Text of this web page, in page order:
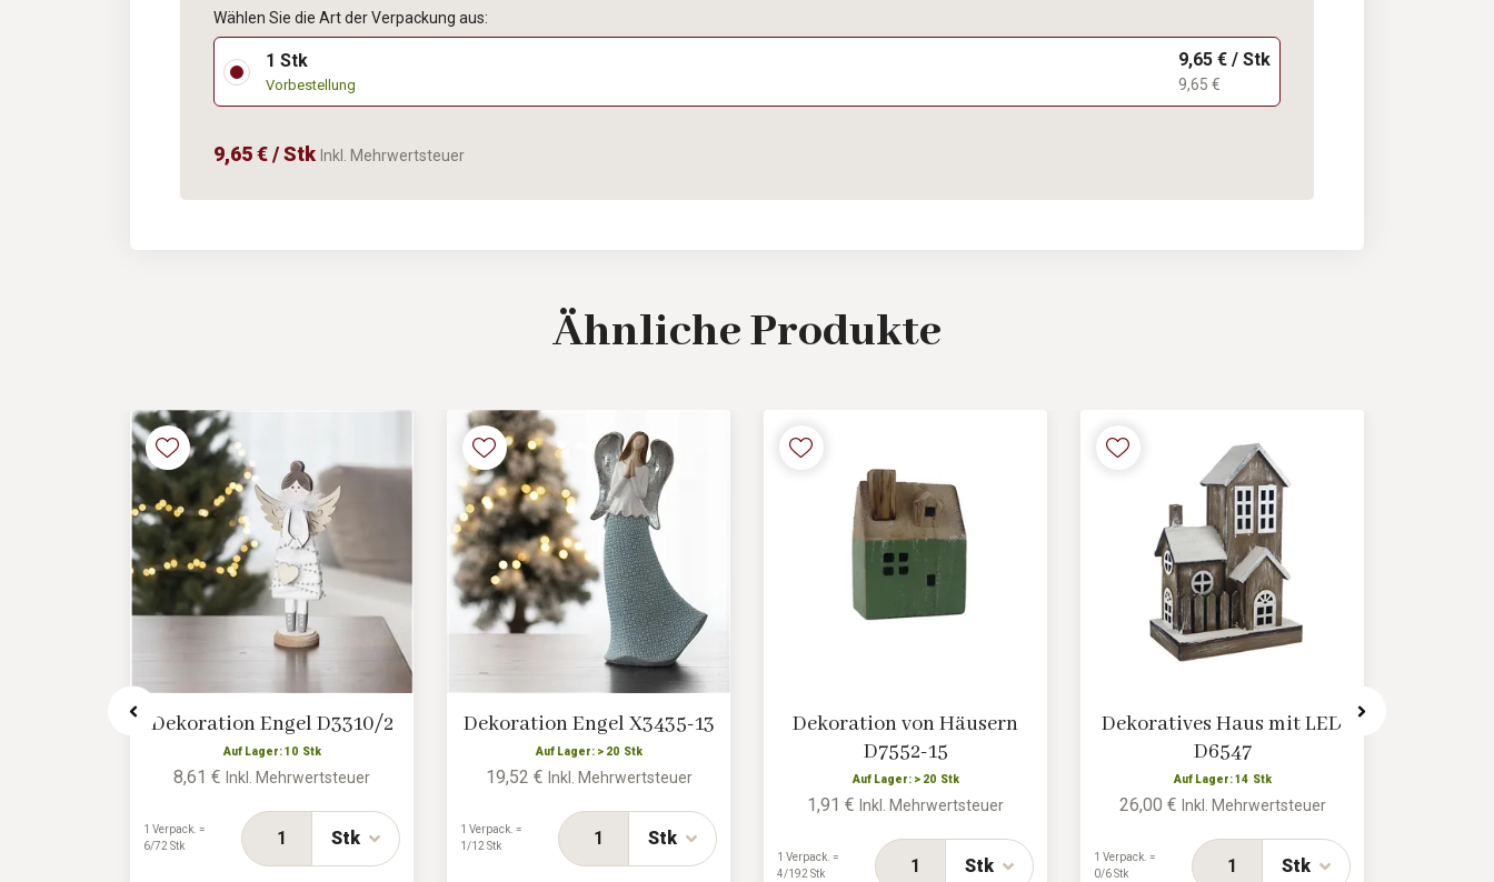
Wählen Sie die Art der Verpackung aus:
1 Stk
Vorbestellung
9,65 € / Stk
9,65 €
9,65 € / Stk Inkl. Mehrwertsteuer
ÄhnlicheProdukte
Dekoration Engel D3310/2
Auf Lager: 10 Stk
8,61 € Inkl. Mehrwertsteuer
Stk
1 Verpack. =
6/72 Stk
Dekoration Engel X3435-13
Auf Lager: > 20 Stk
19,52 € Inkl. Mehrwertsteuer
Stk
1 Verpack. =
1/12 Stk
Dekoration von Häusern
D7552-15
Auf Lager: > 20 Stk
1,91 € Inkl. Mehrwertsteuer
Stk
1 Verpack. =
4/192 Stk
Dekoratives Haus mit LED
D6547
Auf Lager: 14 Stk
26,00 € Inkl. Mehrwertsteuer
Stk
1 Verpack. =
0/6 Stk